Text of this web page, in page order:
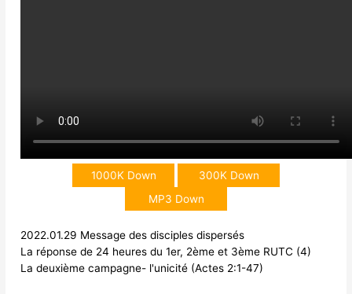
1000K Down
300K Down
MP3 Down
2022.01.29 Message des disciples dispersés
La réponse de 24 heures du 1er, 2ème et 3ème RUTC (4)
La deuxième campagne- l'unicité (Actes 2:1-47)